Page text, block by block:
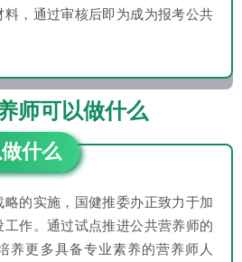
，通过审核后即为成为报考公共
师可以做什么
什么
的实施，国健推委办正致力于加
作。通过试点推进公共营养师的
养更多具备专业素养的营养师人